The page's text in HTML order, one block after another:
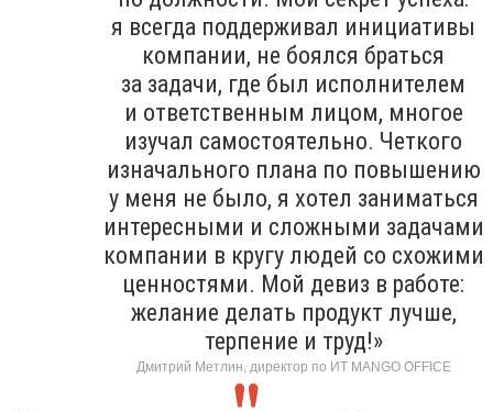
я всегда поддерживал инициативы
компании, не боялся браться
за задачи, где был исполнителем
и ответственным лицом, многое
изучал самостоятельно. Четкого
изначального плана по повышению
у меня не было, я хотел заниматься
интересными и сложными задачами
компании в кругу людей со схожими
ценностями. Мой девиз в работе:
желание делать продукт лучше,
терпение и труд!»
Дмитрий Метлин, директор по ИТ MANGO OFFICE